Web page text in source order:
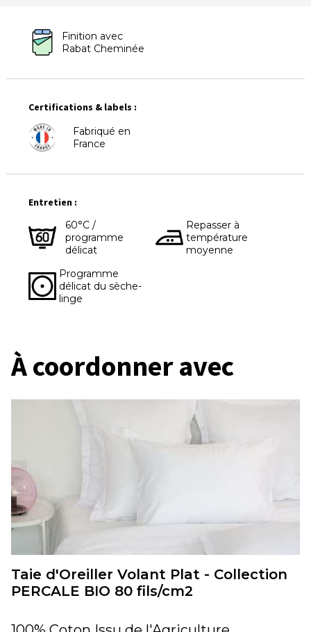
Finition avec
Rabat Cheminée
Certifications & labels :
Fabriqué en
France
Entretien :
60°C /
programme
délicat
Repasser à
température
moyenne
Programme
délicat du sèche-
linge
À coordonner avec
Taie d'Oreiller Volant Plat - Collection
PERCALE BIO 80 fils/cm2